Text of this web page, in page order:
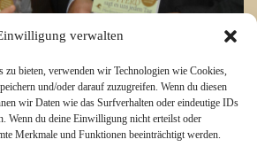
verwalten
zu bieten, verwenden wir Technologien wie Cookies,
und/oder darauf zuzugreifen. Wenn du diesen
wir Daten wie das Surfverhalten oder eindeutige IDs
Wenn du deine Einwilligung nicht erteilst oder
Merkmale und Funktionen beeinträchtigt werden.